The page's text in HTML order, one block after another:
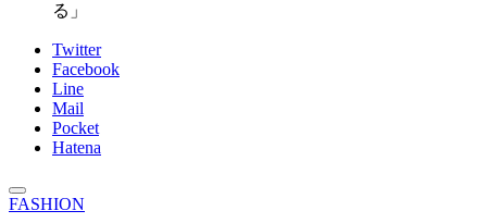
る」
Twitter
Facebook
Line
Mail
Pocket
Hatena
FASHION